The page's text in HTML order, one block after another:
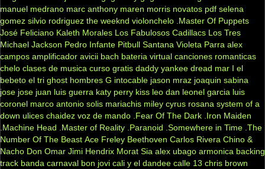
manuel medrano marc anthony maren morris novatos pdf selena
gomez silvio rodriguez the weeknd violonchelo .Master Of Puppets
José Feliciano Kaleth Morales Los Fabulosos Cadillacs Los Tres
Michael Jackson Pedro Infante Pitbull Santana Violeta Parra alex
campos amplificador avicii bach bateria virtual canciones romanticas
chelo clases de musica curso gratis daddy yankee dread mar I el
bebeto el tri ghost hombres G intocable jason mraz joaquin sabina
jose jose juan luis guerra katy perry kiss leo dan leonel garcia luis
coronel marco antonio solis mariachis miley cyrus rosana system of a
down ulices chaidez voz de mando .Fear Of The Dark .Iron Maiden
.Machine Head
.Master of Reality .Paranoid .Somewhere in Time .The
Number Of The Beast Ace Freley Beethoven Carlos Rivera Chino &
Nacho Don Omar Jimi Hendrix Morat Sia alex ubago armonica backing
track banda carnaval bon jovi cali y el dandee calle 13 chris brown